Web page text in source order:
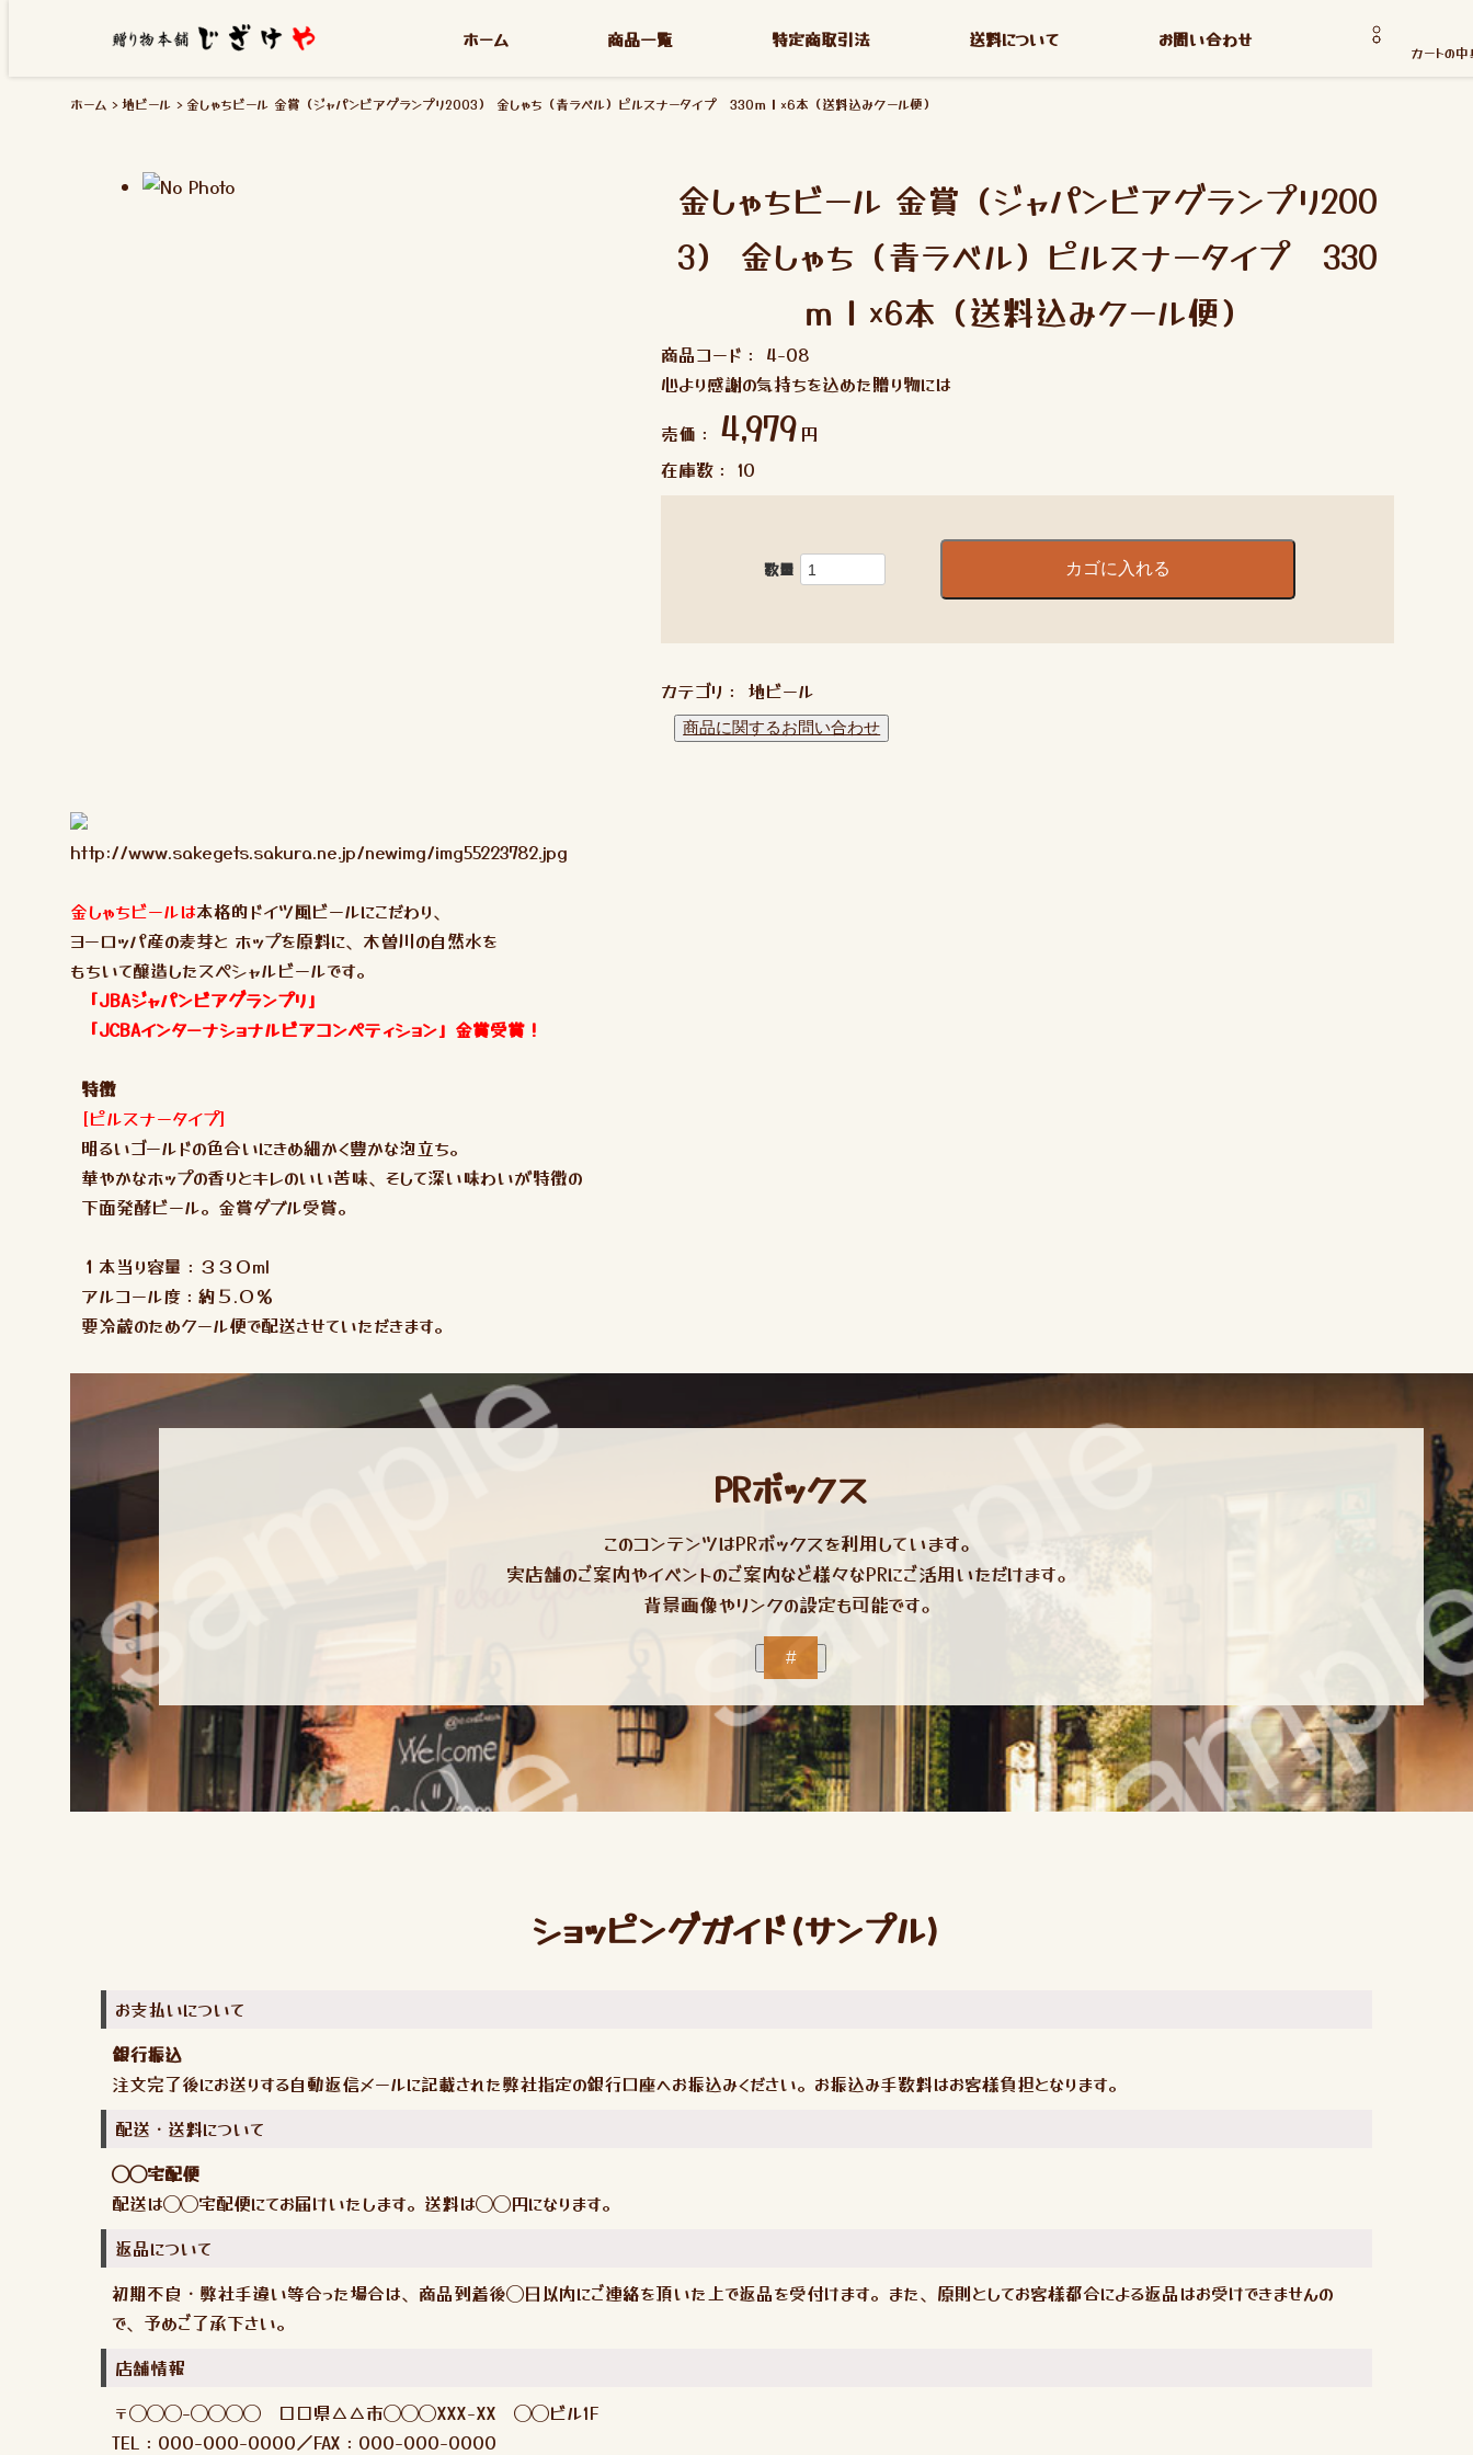
ホーム 商品一覧 特定商取引法 送料について お問い合わせ
カートの中
ホーム 地ビール 金しゃちビール 金賞（ジャパンビアグランプリ2003） 金しゃち（青ラベル）ピルスナータイプ 330ｍｌ×6本（送料込みクール便）
金しゃちビール 金賞（ジャパンビアグランプリ200
3） 金しゃち（青ラベル）ピルスナータイプ 330
ｍｌ×6本（送料込みクール便）
商品コード： 4-08
心より感謝の気持ちを込めた贈り物には
売価： 4,979 円
在庫数： 10
数量
カテゴリ： 地ビール
http://www.sakegets.sakura.ne.jp/newimg/img55223782.jpg
金しゃちビールは本格的ドイツ風ビールにこだわり、
ヨーロッパ産の麦芽と ホップを原料に、木曽川の自然水を
もちいて醸造したスペシャルビールです。
「JBAジャパンビアグランプリ」
「JCBAインターナショナルビアコンペティション」金賞受賞！
特徴
[ピルスナータイプ]
明るいゴールドの色合いにきめ細かく豊かな泡立ち。
華やかなホップの香りとキレのいい苦味、そして深い味わいが特徴の
下面発酵ビール。金賞ダブル受賞。
１本当り容量：３３０ml
アルコール度：約５.０％
要冷蔵のためクール便で配送させていただきます。
PRボックス
このコンテンツはPRボックスを利用しています。
実店舗のご案内やイベントのご案内など様々なPRにご活用いただけます。
背景画像やリンクの設定も可能です。
#
ショッピングガイド(サンプル)
お支払いについて
銀行振込
注文完了後にお送りする自動返信メールに記載された弊社指定の銀行口座へお振込みください。お振込み手数料はお客様負担となります。
配送・送料について
◯◯宅配便
配送は◯◯宅配便にてお届けいたします。送料は◯◯円になります。
返品について
初期不良・弊社手違い等合った場合は、商品到着後◯日以内にご連絡を頂いた上で返品を受付けます。また、原則としてお客様都合による返品はお受けできませんの
で、予めご了承下さい。
店舗情報
〒◯◯◯-◯◯◯◯ □□県△△市◯◯◯XXX-XX ◯◯ビル1F
TEL：000-000-0000／FAX：000-000-0000